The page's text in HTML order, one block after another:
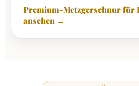
Premium-Metzgerschnur für
ansehen →